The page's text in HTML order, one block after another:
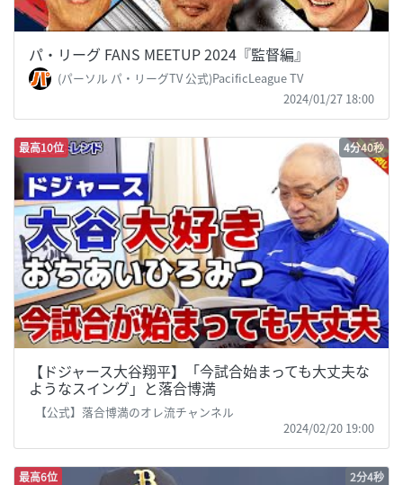
パ・リーグ FANS MEETUP 2024『監督編』
(パーソル パ・リーグTV 公式)PacificLeague TV
2024/01/27 18:00
最高10位 4分40秒
【ドジャース大谷翔平】「今試合始まっても大丈夫な
ようなスイング」と落合博満
【公式】落合博満のオレ流チャンネル
2024/02/20 19:00
最高6位 2分4秒